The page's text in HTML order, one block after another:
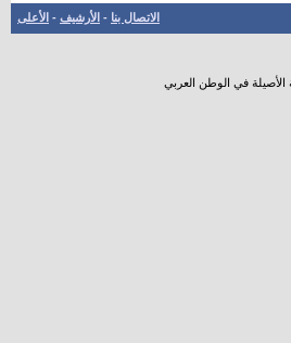
الاتصال بنا - الأرشيف - الأعلى
الأصيلة في الوطن العربي